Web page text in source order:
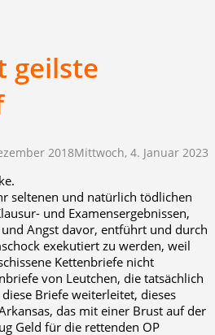
geilste
2018Mittwoch, 4. Januar 2023
seltenen und natürlich tödlichen
und Examensergebnissen,
Angst davor, entführt und durch
exekutiert zu werden, weil
Kettenbriefe nicht
von Leutchen, die tatsächlich
Briefe weiterleitet, dieses
das mit einer Brust auf der
Geld für die rettenden OP